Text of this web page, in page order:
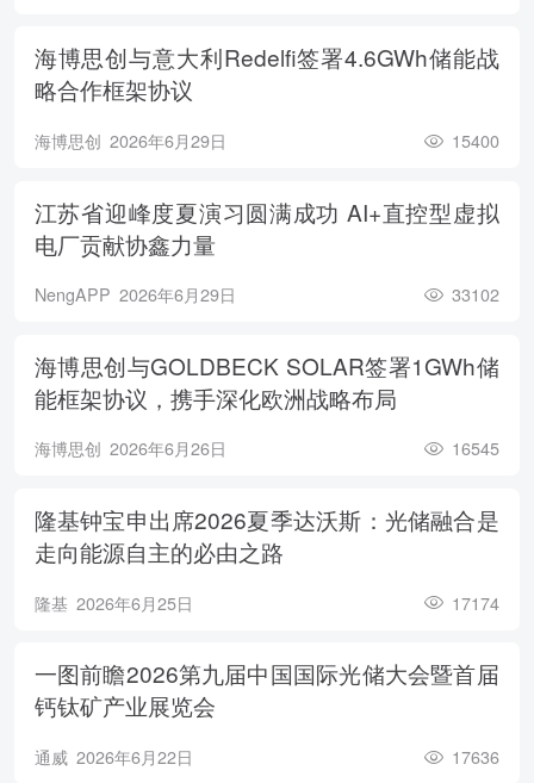
海博思创与意大利Redelfi签署4.6GWh储能战
略合作框架协议
海博思创 2026年6月29日 15400
江苏省迎峰度夏演习圆满成功 AI+直控型虚拟
电厂贡献协鑫力量
NengAPP 2026年6月29日 33102
海博思创与GOLDBECK SOLAR签署1GWh储
能框架协议，携手深化欧洲战略布局
海博思创 2026年6月26日 16545
隆基钟宝申出席2026夏季达沃斯：光储融合是
走向能源自主的必由之路
隆基 2026年6月25日 17174
一图前瞻2026第九届中国国际光储大会暨首届
钙钛矿产业展览会
通威 2026年6月22日 17636